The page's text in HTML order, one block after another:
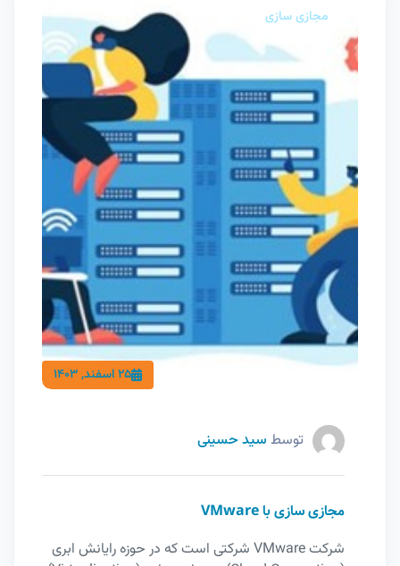
مجازی سازی
25 اسفند, 1403
توسط سید حسینی
مجازی سازی با VMware
شرکت VMware شرکتی است که در حوزه رایانش ابری